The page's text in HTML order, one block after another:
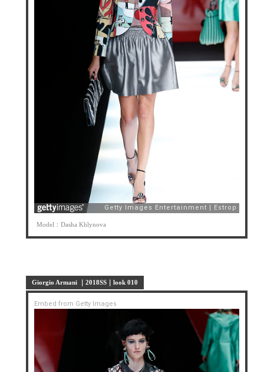
Model：Dasha Khlynova
Giorgio Armani ｜2018SS｜look 010
Embed from Getty Images